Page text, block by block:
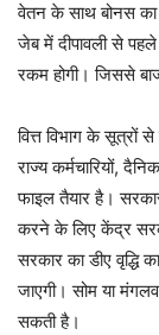
वेतन के साथ बोनस का
जेब में दीपावली से
रकम होगी। जिससे
वित्त विभाग के सूत्रों
राज्य कर्मचारियों,
फाइल तैयार है।
करने के लिए केंद्र
सरकार का डीए वृद्धि
जाएगी। सोम या
सकती है।